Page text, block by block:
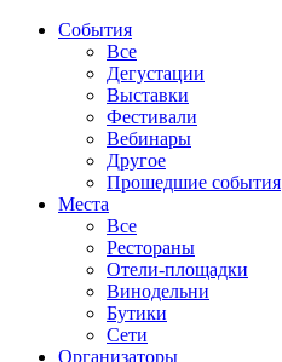
События
Все
Дегустации
Выставки
Фестивали
Вебинары
Другое
Прошедшие события
Места
Все
Рестораны
Отели-площадки
Винодельни
Бутики
Сети
Организаторы